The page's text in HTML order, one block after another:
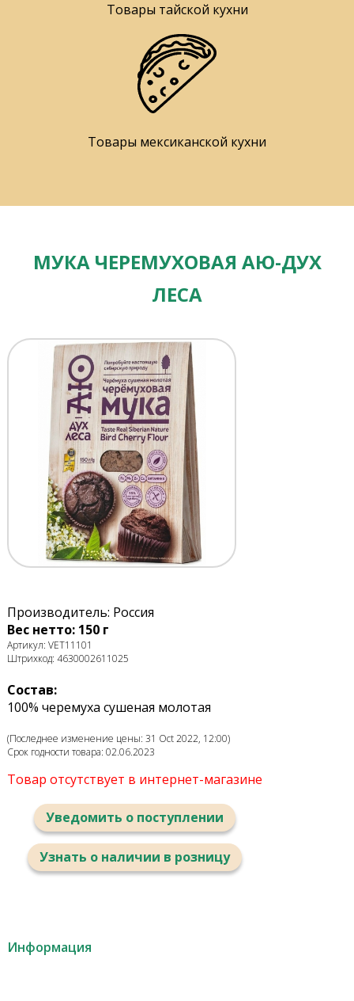
Товары тайской кухни
Товары мексиканской кухни
МУКА ЧЕРЕМУХОВАЯ АЮ-ДУХ
ЛЕСА
Производитель: Россия
Вес нетто: 150 г
Артикул: VET11101
Штрихкод: 4630002611025
Состав:
100% черемуха сушеная молотая
(Последнее изменение цены: 31 Oct 2022, 12:00)
Срок годности товара: 02.06.2023
Товар отсутствует в интернет-магазине
Уведомить о поступлении
Узнать о наличии в розницу
Информация